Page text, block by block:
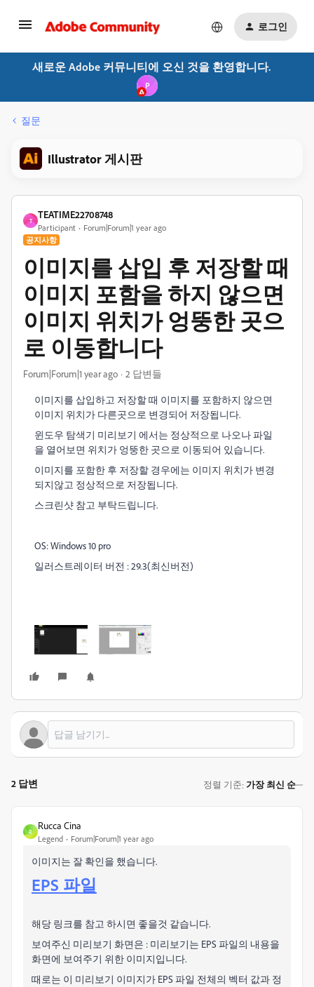
로그인
새로운 Adobe 커뮤니티에 오신 것을 환영합니다.
P
질문
Illustrator 게시판
T
TEATIME22708748
Participant Forum|Forum|1 year ago
공지사항
이미지를 삽입 후 저장할 때
이미지 포함을 하지 않으면
이미지 위치가 엉뚱한 곳으
로 이동합니다
Forum|Forum|1 year ago 2 답변들
이미지를 삽입하고 저장할 때 이미지를 포함하지 않으면
이미지 위치가 다른곳으로 변경되어 저장됩니다.
윈도우 탐색기 미리보기 에서는 정상적으로 나오나 파일
을 열어보면 위치가 엉뚱한 곳으로 이동되어 있습니다.
이미지를 포함한 후 저장할 경우에는 이미지 위치가 변경
되지않고 정상적으로 저장됩니다.
스크린샷 참고 부탁드립니다.
OS: Windows 10 pro
일러스트레이터 버전 : 29.3(최신버전)
2 답변 정렬 기준: 가장 최신 순
R
Rucca Cina
Legend Forum|Forum|1 year ago
이미지는 잘 확인을 했습니다.
EPS 파일
해당 링크를 참고 하시면 좋을것 같습니다.
보여주신 미리보기 화면은 : 미리보기는 EPS 파일의 내용을
화면에 보여주기 위한 이미지입니다.
때로는 이 미리보기 이미지가 EPS 파일 전체의 벡터 값과 정